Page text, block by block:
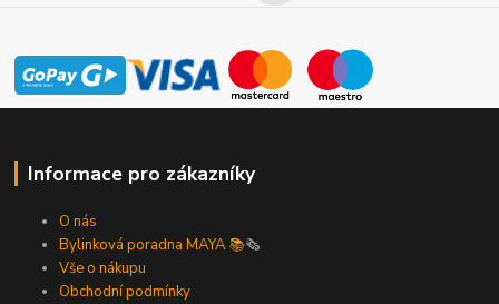
Informace pro zákazníky
O nás
Bylinková poradna MAYA 📚🗞️
Vše o nákupu
Obchodní podmínky